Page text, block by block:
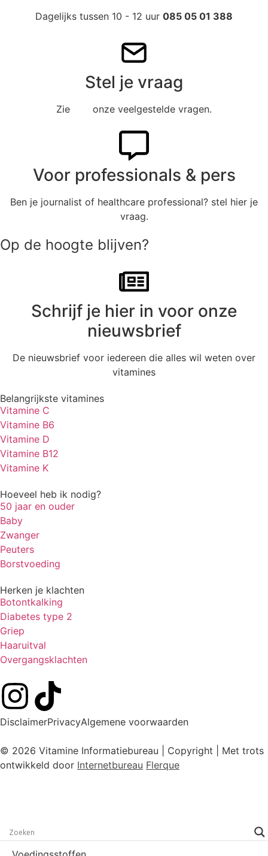
Dagelijks tussen 10 - 12 uur 085 05 01 388
Stel je vraag
Zie onze veelgestelde vragen.
Voor professionals & pers
Ben je journalist of healthcare professional? stel hier je
vraag.
Op de hoogte blijven?
Schrijf je hier in voor onze
nieuwsbrief
De nieuwsbrief voor iedereen die alles wil weten over
vitamines
Belangrijkste vitamines
Vitamine C
Vitamine B6
Vitamine D
Vitamine B12
Vitamine K
Hoeveel heb ik nodig?
50 jaar en ouder
Baby
Zwanger
Peuters
Borstvoeding
Herken je klachten
Botontkalking
Diabetes type 2
Griep
Haaruitval
Overgangsklachten
DisclaimerPrivacyAlgemene voorwaarden
© 2026 Vitamine Informatiebureau | Copyright | Met trots
ontwikkeld door Internetbureau Flerque